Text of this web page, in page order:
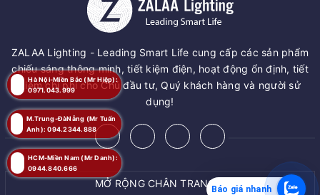
ZALAA Lighting - Leading Smart Life cung cấp các sản phẩm
chiếu sáng thông minh, tiết kiệm điện, hoạt động ổn định, tiết
kiệm chi phí cho Chủ đầu tư, Quý khách hàng và người sử
dụng!
MỞ RỘNG CHÂN TRANG
HCM-Miền Nam (Mr Danh):
0944.840.666
Hà Nội-Miền Bắc (Mr Hiệp):
0971.043.999
M.Trung-ĐàNẵng (Mr Tuấn
Anh): 094.2344.888
Báo giá nhanh